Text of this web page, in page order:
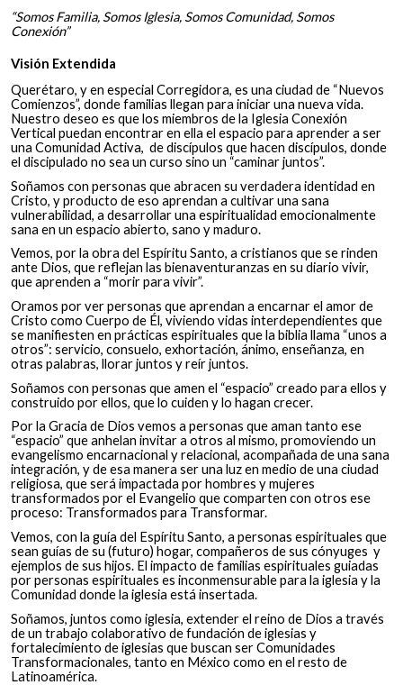
“Somos Familia, Somos Iglesia, Somos Comunidad, Somos
Conexión”
Visión Extendida
Querétaro, y en especial Corregidora, es una ciudad de “Nuevos
Comienzos”, donde familias llegan para iniciar una nueva vida.
Nuestro deseo es que los miembros de la Iglesia Conexión
Vertical puedan encontrar en ella el espacio para aprender a ser
una Comunidad Activa, de discípulos que hacen discípulos, donde
el discipulado no sea un curso sino un “caminar juntos”.
Soñamos con personas que abracen su verdadera identidad en
Cristo, y producto de eso aprendan a cultivar una sana
vulnerabilidad, a desarrollar una espiritualidad emocionalmente
sana en un espacio abierto, sano y maduro.
Vemos, por la obra del Espíritu Santo, a cristianos que se rinden
ante Dios, que reflejan las bienaventuranzas en su diario vivir,
que aprenden a “morir para vivir”.
Oramos por ver personas que aprendan a encarnar el amor de
Cristo como Cuerpo de Él, viviendo vidas interdependientes que
se manifiesten en prácticas espirituales que la biblia llama “unos a
otros”: servicio, consuelo, exhortación, ánimo, enseñanza, en
otras palabras, llorar juntos y reír juntos.
Soñamos con personas que amen el “espacio” creado para ellos y
construido por ellos, que lo cuiden y lo hagan crecer.
Por la Gracia de Dios vemos a personas que aman tanto ese
“espacio” que anhelan invitar a otros al mismo, promoviendo un
evangelismo encarnacional y relacional, acompañada de una sana
integración, y de esa manera ser una luz en medio de una ciudad
religiosa, que será impactada por hombres y mujeres
transformados por el Evangelio que comparten con otros ese
proceso: Transformados para Transformar.
Vemos, con la guía del Espíritu Santo, a personas espirituales que
sean guías de su (futuro) hogar, compañeros de sus cónyuges y
ejemplos de sus hijos. El impacto de familias espirituales guiadas
por personas espirituales es inconmensurable para la iglesia y la
Comunidad donde la iglesia está insertada.
Soñamos, juntos como iglesia, extender el reino de Dios a través
de un trabajo colaborativo de fundación de iglesias y
fortalecimiento de iglesias que buscan ser Comunidades
Transformacionales, tanto en México como en el resto de
Latinoamérica.